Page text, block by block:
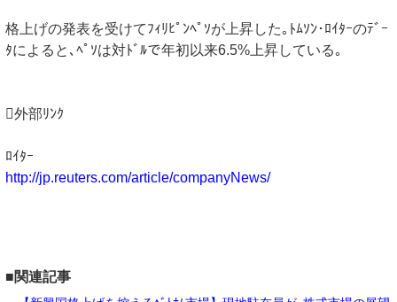
格上げの発表を受けてﾌｨﾘﾋﾟﾝﾍﾟｿが上昇した｡ﾄﾑｿﾝ･ﾛｲﾀｰのﾃﾞｰ
ﾀによると､ﾍﾟｿは対ﾄﾞﾙで年初以来6.5%上昇している｡
外部ﾘﾝｸ
ﾛｲﾀｰ
http://jp.reuters.com/article/companyNews/
■関連記事